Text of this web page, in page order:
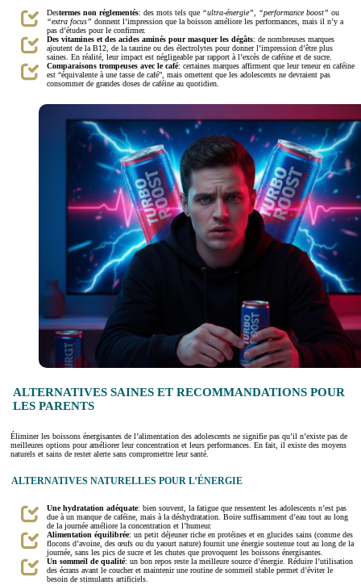
Destermes non réglementés: des mots tels que “ultra-énergie” “performance boost” ou
“extra focus” donnent l’impression que la boisson améliore les performances, mais il n’y a
pas d’études pour le confirmer.
Des vitamines et des acides aminés pour masquer les dégâts: de nombreuses marques
ajoutent de la B12, de la taurine ou des électrolytes pour donner l’impression d’être plus
saines. En réalité, leur impact est négligeable par rapport à l’excès de caféine et de sucre.
Comparaisons trompeuses avec le café: certaines marques affirment que leur teneur en caféine
est “équivalente à une tasse de café”, mais omettent que les adolescents ne devraient pas
consommer de grandes doses de caféine au quotidien.
ALTERNATIVES SAINES ET RECOMMANDATIONS POUR
LES PARENTS
Éliminer les boissons énergisantes de l’alimentation des adolescents ne signifie pas qu’il n’existe pas de
meilleures options pour améliorer leur concentration et leurs performances. En fait, il existe des moyens
naturels et sains de rester alerte sans compromettre leur santé.
ALTERNATIVES NATURELLES POUR L’ÉNERGIE
Une hydratation adéquate: bien souvent, la fatigue que ressentent les adolescents n’est pas
due à un manque de caféine, mais à la déshydratation. Boire suffisamment d’eau tout au long
de la journée améliore la concentration et l’humeur.
Alimentation équilibrée: un petit déjeuner riche en protéines et en glucides sains (comme des
flocons d’avoine, des œufs ou du yaourt nature) fournit une énergie soutenue tout au long de la
journée, sans les pics de sucre et les chutes que provoquent les boissons énergisantes.
Un sommeil de qualité: un bon repos reste la meilleure source d’énergie. Réduire l’utilisation
des écrans avant le coucher et maintenir une routine de sommeil stable permet d’éviter le
besoin de stimulants artificiels.